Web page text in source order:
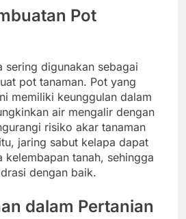
Pot
sering digunakan sebagai
pot tanaman. Pot yang
memiliki keunggulan dalam
air mengalir dengan
risiko akar tanaman
jaring sabut kelapa dapat
kelembapan tanah, sehingga
dengan baik.
dalam Pertanian